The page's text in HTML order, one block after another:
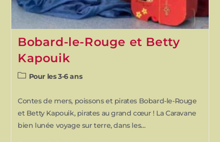
Bobard-le-Rouge et Betty
Kapouik
Pour les 3-6 ans
Contes de mers, poissons et pirates Bobard-le-Rouge
et Betty Kapouik, pirates au grand cœur ! La Caravane
bien lunée voyage sur terre, dans les…